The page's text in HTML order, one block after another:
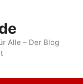
Alle – Der Blog